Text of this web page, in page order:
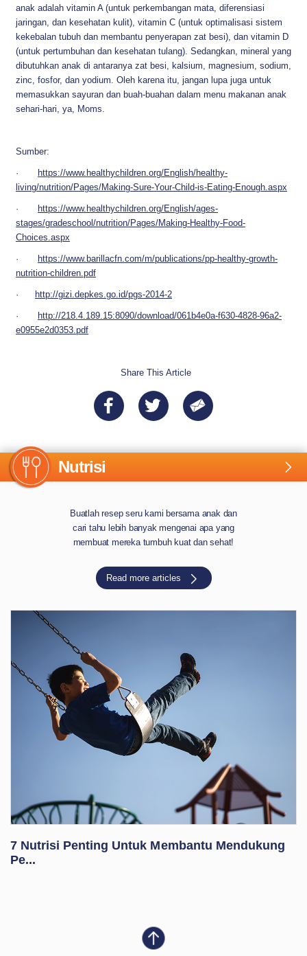
anak adalah vitamin A (untuk perkembangan mata, diferensiasi
jaringan, dan kesehatan kulit), vitamin C (untuk optimalisasi sistem
kekebalan tubuh dan membantu penyerapan zat besi), dan vitamin D
(untuk pertumbuhan dan kesehatan tulang). Sedangkan, mineral yang
dibutuhkan anak di antaranya zat besi, kalsium, magnesium, sodium,
zinc, fosfor, dan yodium. Oleh karena itu, jangan lupa juga untuk
memasukkan sayuran dan buah-buahan dalam menu makanan anak
sehari-hari, ya, Moms.
Sumber:
·
https://www.healthychildren.org/English/healthy-
living/nutrition/Pages/Making-Sure-Your-Child-is-Eating-Enough.aspx
·
https://www.healthychildren.org/English/ages-
stages/gradeschool/nutrition/Pages/Making-Healthy-Food-
Choices.aspx
·
https://www.barillacfn.com/m/publications/pp-healthy-growth-
nutrition-children.pdf
· http://gizi.depkes.go.id/pgs-2014-2
·
http://218.4.189.15:8090/download/061b4e0a-f630-4828-96a2-
e0955e2d0353.pdf
Share This Article
Nutrisi
Buatlah resep seru kami bersama anak dan
cari tahu lebih banyak mengenai apa yang
membuat mereka tumbuh kuat dan sehat!
Read more articles
7 Nutrisi Penting Untuk Membantu Mendukung
Pe...